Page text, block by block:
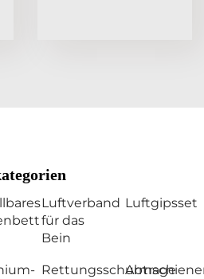
Luftverband
für das
Bein
Luftgipsset
Rettungsschubtrage